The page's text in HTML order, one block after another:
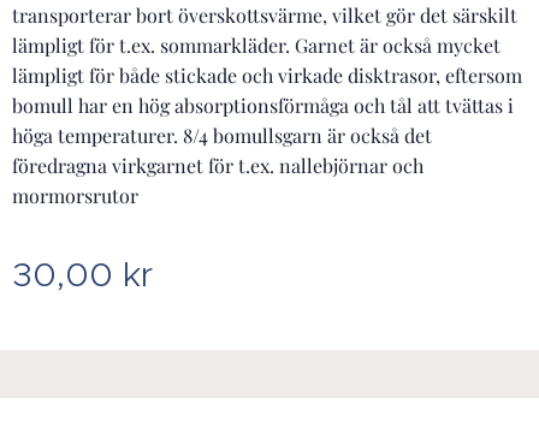
transporterar bort överskottsvärme, vilket gör det särskilt
lämpligt för t.ex. sommarkläder. Garnet är också mycket
lämpligt för både stickade och virkade disktrasor, eftersom
bomull har en hög absorptionsförmåga och tål att tvättas i
höga temperaturer. 8/4 bomullsgarn är också det
föredragna virkgarnet för t.ex. nallebjörnar och
mormorsrutor
30,00 kr